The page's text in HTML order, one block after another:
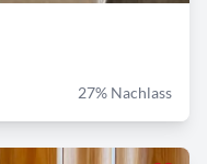
27% Nachlass